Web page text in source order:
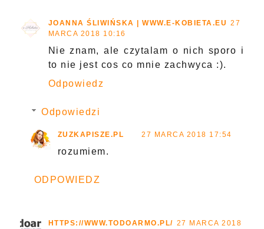
JOANNA ŚLIWIŃSKA | WWW.E-KOBIETA.EU 27
MARCA 2018 10:16
Nie znam, ale czytalam o nich sporo i
to nie jest cos co mnie zachwyca :).
Odpowiedz
Odpowiedzi
ZUZKAPISZE.PL 27 MARCA 2018 17:54
rozumiem.
ODPOWIEDZ
HTTPS://WWW.TODOARMO.PL/ 27 MARCA 2018